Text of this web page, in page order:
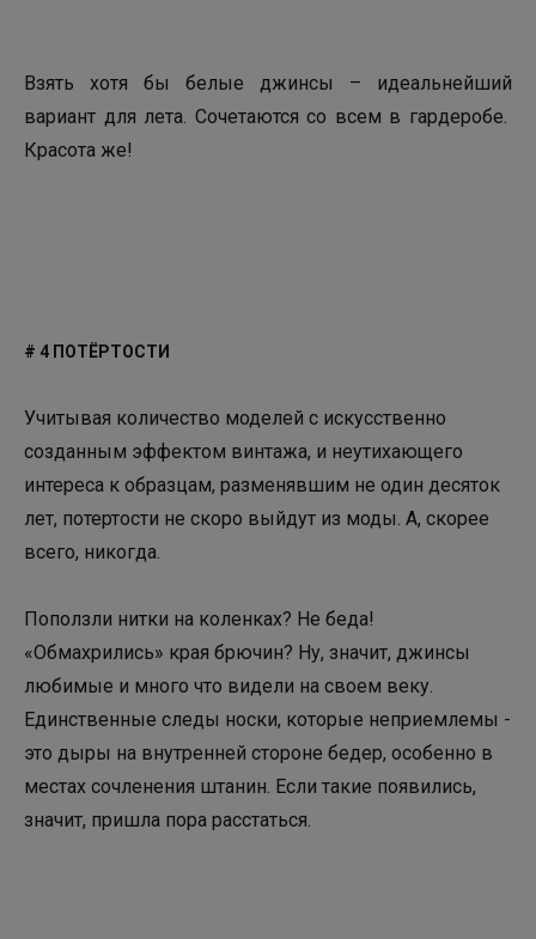
Взять хотя бы белые джинсы – идеальнейший
вариант для лета. Сочетаются со всем в гардеробе.
Красота же!
# 4 ПОТЁРТОСТИ
Учитывая количество моделей с искусственно
созданным эффектом винтажа, и неутихающего
интереса к образцам, разменявшим не один десяток
лет, потертости не скоро выйдут из моды. А, скорее
всего, никогда.
Поползли нитки на коленках? Не беда!
«Обмахрились» края брючин? Ну, значит, джинсы
любимые и много что видели на своем веку.
Единственные следы носки, которые неприемлемы -
это дыры на внутренней стороне бедер, особенно в
местах сочленения штанин. Если такие появились,
значит, пришла пора расстаться.